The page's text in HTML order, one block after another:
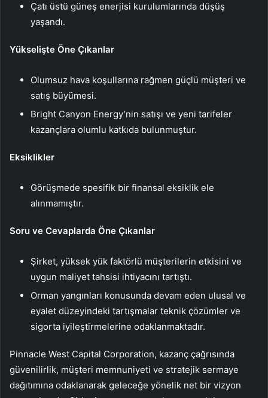
Çatı üstü güneş enerjisi kurulumlarında düşüş
yaşandı.
Yükselişte Öne Çıkanlar
Olumsuz hava koşullarına rağmen güçlü müşteri ve
satış büyümesi.
Bright Canyon Energy’nin satışı ve yeni tarifeler
kazançlara olumlu katkıda bulunmuştur.
Eksiklikler
Görüşmede spesifik bir finansal eksiklik ele
alınmamıştır.
Soru ve Cevaplarda Öne Çıkanlar
Şirket, yüksek yük faktörlü müşterilerin etkisini ve
uygun maliyet tahsisi ihtiyacını tartıştı.
Orman yangınları konusunda devam eden ulusal ve
eyalet düzeyindeki tartışmalar teknik çözümler ve
sigorta iyileştirmelerine odaklanmaktadır.
Pinnacle West Capital Corporation, kazanç çağrısında
güvenilirlik, müşteri memnuniyeti ve stratejik sermaye
dağıtımına odaklanarak geleceğe yönelik net bir vizyon